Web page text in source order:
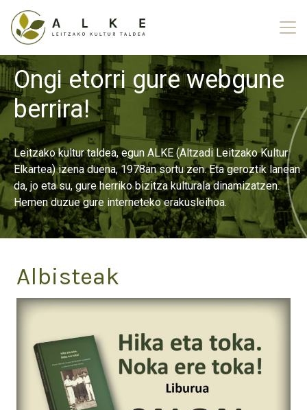
Ongi etorri gure webgune
berrira!
Leitzako kultur taldea, egun ALKE (Altzadi Leitzako Kultur
Elkartea) izena duena, 1978an sortu zen. Eta geroztik lanean
da, jo eta su, gure herriko bizitza kulturala dinamizatzen.
Hemen duzue gure interneteko erakusleihoa.
Albisteak